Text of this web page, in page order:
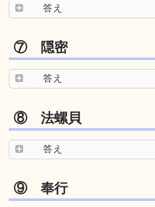
答え
⑦ 隠密
答え
⑧ 法螺貝
答え
⑨ 奉行